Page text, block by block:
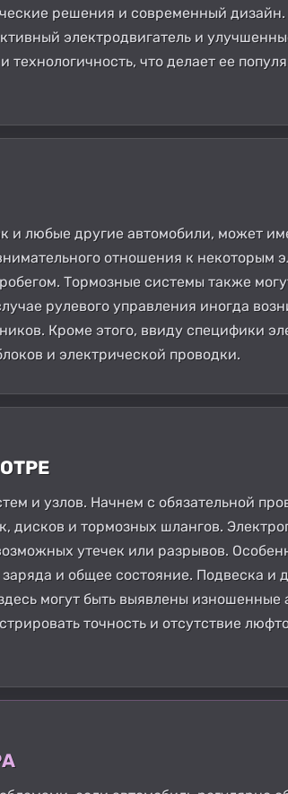
решения и современный дизайн.
электродвигатель и
что делает ее
и любые другие автомобили, может
отношения к некоторым
Тормозные системы также
рулевого управления иногда
Кроме этого, ввиду специфики
и электрической проводки.
и узлов. Начнем с обязательной
и тормозных шлангов.
утечек или разрывов.
и общее состояние. Подвеска и
могут быть выявлены изношенные
точность и отсутствие